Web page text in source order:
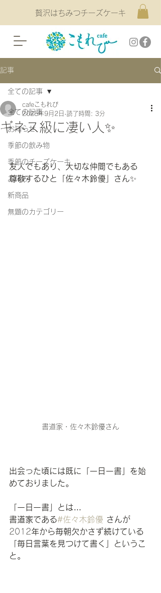
贅沢はちみつチーズケーキ
記事
全ての記事
お知らせ
季節の飲み物
季節のチーズケーキ
お休み
新商品
無題のカテゴリー
全ての記事
ギネス級に凄い人✨
cafeこもれび
2025年9月2日 読了時間: 3分
友人でもあり、大切な仲間でもある
尊敬するひと「佐々木鈴優」さん✨
書道家・佐々木鈴優さん
出会った頃には既に「一日一書」を始
めておりました。
「一日一書」とは
書道家である#佐々木鈴優 さんが
2012年から毎朝欠かさず続けている
「毎日言葉を見つけて書く」というこ
と。